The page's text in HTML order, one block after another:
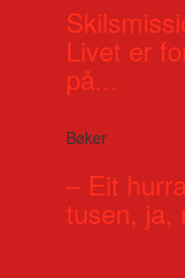
Livet er
på...
Bøker
– Eit
tusen, ja,